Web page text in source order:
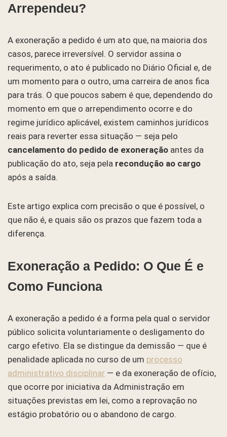
Arrependeu?
A exoneração a pedido é um ato que, na maioria dos
casos, parece irreversível. O servidor assina o
requerimento, o ato é publicado no Diário Oficial e, de
um momento para o outro, uma carreira de anos fica
para trás. O que poucos sabem é que, dependendo do
momento em que o arrependimento ocorre e do
regime jurídico aplicável, existem caminhos jurídicos
reais para reverter essa situação — seja pelo
cancelamento do pedido de exoneração antes da
publicação do ato, seja pela recondução ao cargo
após a saída.
Este artigo explica com precisão o que é possível, o
que não é, e quais são os prazos que fazem toda a
diferença.
Exoneração a Pedido: O Que É e
Como Funciona
A exoneração a pedido é a forma pela qual o servidor
público solicita voluntariamente o desligamento do
cargo efetivo. Ela se distingue da demissão — que é
penalidade aplicada no curso de um processo
administrativo disciplinar — e da exoneração de ofício,
que ocorre por iniciativa da Administração em
situações previstas em lei, como a reprovação no
estágio probatório ou o abandono de cargo.